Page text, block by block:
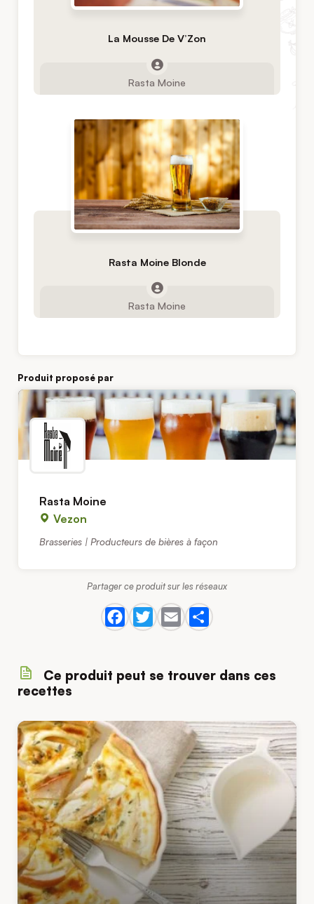
La Mousse De V’Zon
Rasta Moine
Rasta Moine Blonde
Rasta Moine
Produit proposé par
Rasta Moine
Vezon
Brasseries | Producteurs de bières à façon
Partager ce produit sur les réseaux
Ce produit peut se trouver dans ces
recettes